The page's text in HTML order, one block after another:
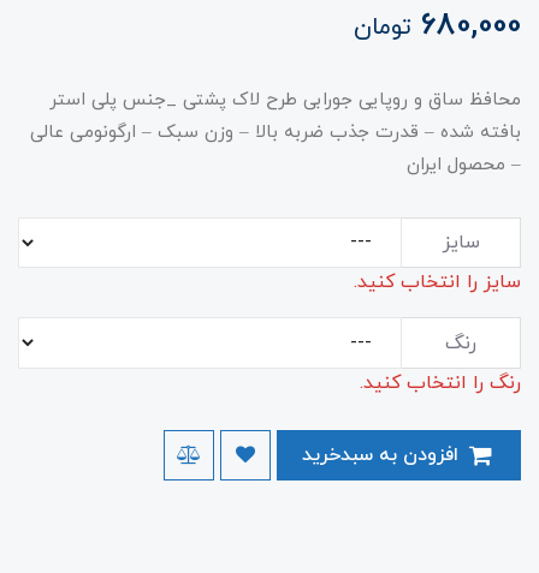
680,000 تومان
محافظ ساق و روپایی جورابی طرح لاک پشتی _جنس پلی استر
بافته شده – قدرت جذب ضربه بالا – وزن سبک – ارگونومی عالی
– محصول ایران
سایز
سایز را انتخاب کنید.
رنگ
رنگ را انتخاب کنید.